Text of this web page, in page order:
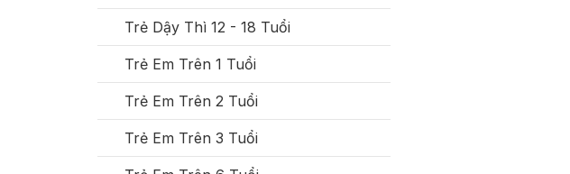
Trẻ Dậy Thì 12 - 18 Tuổi
Trẻ Em Trên 1 Tuổi
Trẻ Em Trên 2 Tuổi
Trẻ Em Trên 3 Tuổi